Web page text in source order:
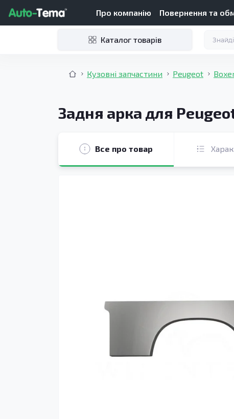
Про компанію Повернення та
Каталог товарів
Кузовні запчастини Peugeot
Задня арка для
Все про товар